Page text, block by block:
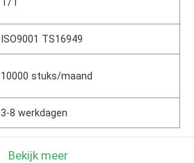
ISO9001 TS16949
10000 stuks/maand
3-8 werkdagen
Bekijk meer